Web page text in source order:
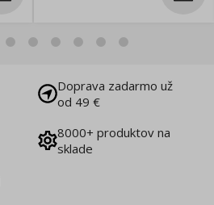
Doprava zadarmo už
od 49 €
8000+ produktov na
sklade